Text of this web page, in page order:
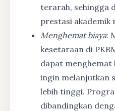
terarah, sehingga
prestasi akademik
Menghemat biaya:
kesetaraan di
dapat menghemat
ingin melanjutkan
lebih tinggi.
dibandingkan